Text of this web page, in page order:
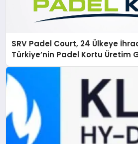
SRV Padel Court, 24 Ülkeye
Türkiye’nin Padel Kortu Üretim